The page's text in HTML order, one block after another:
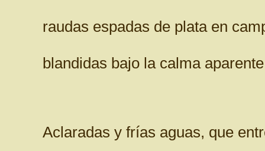
raudas espadas de plata en
blandidas bajo la calma
Aclaradas y frías aguas, que